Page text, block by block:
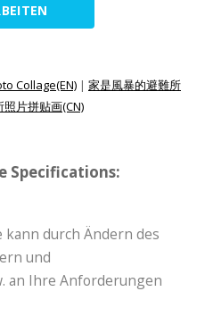
Collage(EN) | 家是風暴的避難所
片拼贴画(CN)
Specifications:
kann durch Ändern des
und
an Ihre Anforderungen